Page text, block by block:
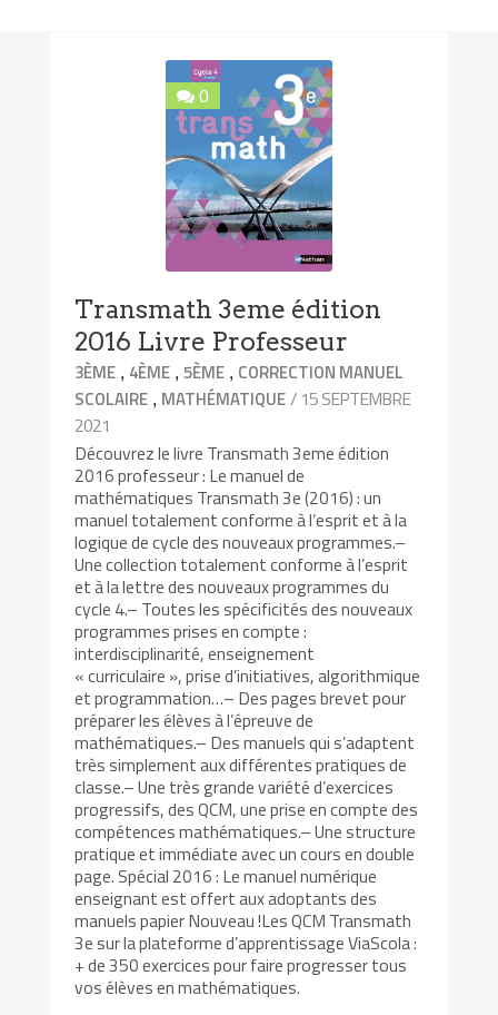
0
Transmath 3eme édition
2016 Livre Professeur
3ÈME , 4ÈME ,5ÈME , CORRECTION MANUEL
SCOLAIRE , MATHÉMATIQUE/ 15 SEPTEMBRE
2021
Découvrez le livre Transmath 3eme édition
2016 professeur : Le manuel de
mathématiques Transmath 3e (2016) : un
manuel totalement conforme à l’esprit et à la
logique de cycle des nouveaux programmes.–
Une collection totalement conforme à l’esprit
et à la lettre des nouveaux programmes du
cycle 4.– Toutes les spécificités des nouveaux
programmes prises en compte :
interdisciplinarité, enseignement
« curriculaire », prise d’initiatives, algorithmique
et programmation…– Des pages brevet pour
préparer les élèves à l’épreuve de
mathématiques.– Des manuels qui s’adaptent
très simplement aux différentes pratiques de
classe.– Une très grande variété d’exercices
progressifs, des QCM, une prise en compte des
compétences mathématiques.– Une structure
pratique et immédiate avec un cours en double
page. Spécial 2016 : Le manuel numérique
enseignant est offert aux adoptants des
manuels papier Nouveau !Les QCM Transmath
3e sur la plateforme d’apprentissage ViaScola :
+ de 350 exercices pour faire progresser tous
vos élèves en mathématiques.